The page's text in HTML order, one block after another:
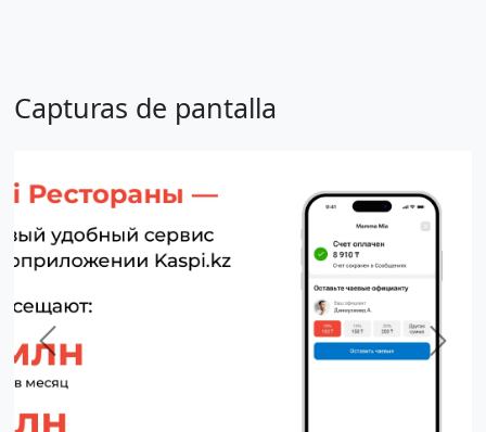
Capturas de pantalla
Previous Next